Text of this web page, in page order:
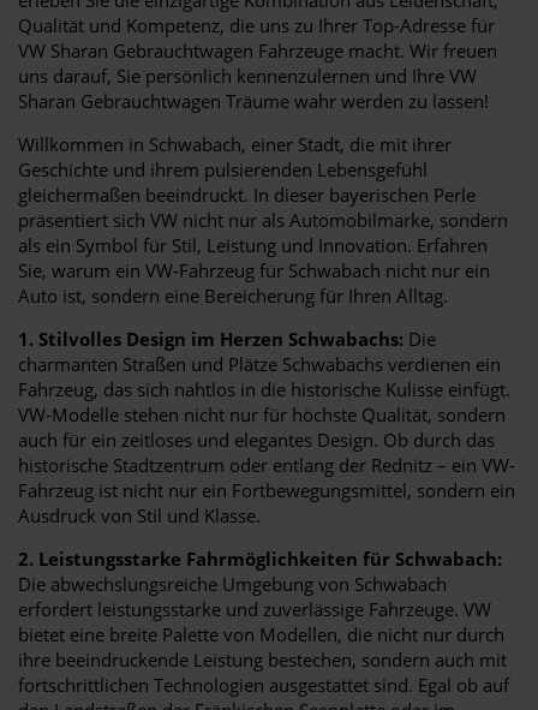
Qualität und Kompetenz, die uns zu Ihrer Top-Adresse für
VW Sharan Gebrauchtwagen Fahrzeuge macht. Wir freuen
uns darauf, Sie persönlich kennenzulernen und Ihre VW
Sharan Gebrauchtwagen Träume wahr werden zu lassen!
Willkommen in Schwabach, einer Stadt, die mit ihrer
Geschichte und ihrem pulsierenden Lebensgefühl
gleichermaßen beeindruckt. In dieser bayerischen Perle
präsentiert sich VW nicht nur als Automobilmarke, sondern
als ein Symbol für Stil, Leistung und Innovation. Erfahren
Sie, warum ein VW-Fahrzeug für Schwabach nicht nur ein
Auto ist, sondern eine Bereicherung für Ihren Alltag.
1. Stilvolles Design im Herzen Schwabachs: Die
charmanten Straßen und Plätze Schwabachs verdienen ein
Fahrzeug, das sich nahtlos in die historische Kulisse einfügt.
VW-Modelle stehen nicht nur für höchste Qualität, sondern
auch für ein zeitloses und elegantes Design. Ob durch das
historische Stadtzentrum oder entlang der Rednitz – ein VW-
Fahrzeug ist nicht nur ein Fortbewegungsmittel, sondern ein
Ausdruck von Stil und Klasse.
2. Leistungsstarke Fahrmöglichkeiten für Schwabach:
Die abwechslungsreiche Umgebung von Schwabach
erfordert leistungsstarke und zuverlässige Fahrzeuge. VW
bietet eine breite Palette von Modellen, die nicht nur durch
ihre beeindruckende Leistung bestechen, sondern auch mit
fortschrittlichen Technologien ausgestattet sind. Egal ob auf